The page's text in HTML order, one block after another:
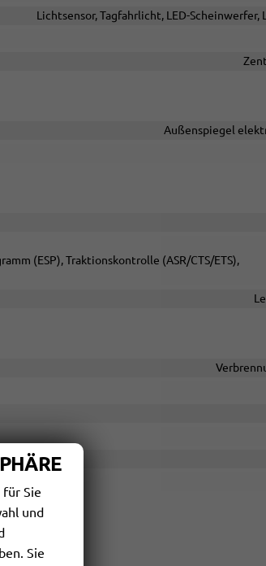
Lichtsensor, Tagfahrlicht, LED-Scheinwerfer,
Außenspiegel
(ESP), Traktionskontrolle (ASR/CTS/ETS),
für Sie
und
Sie